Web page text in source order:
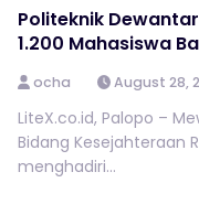
Politeknik
1.200 Mahasiswa
ocha August 28,
LiteX.co.id, Palopo –
Bidang Kesejahteraan
menghadiri...